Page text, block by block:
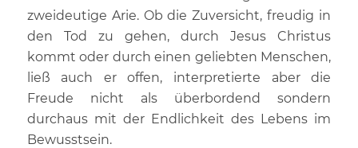
zweideutige Arie. Ob die Zuversicht, freudig in
den Tod zu gehen, durch Jesus Christus
kommt oder durch einen geliebten Menschen,
ließ auch er offen, interpretierte aber die
Freude nicht als überbordend sondern
durchaus mit der Endlichkeit des Lebens im
Bewusstsein.